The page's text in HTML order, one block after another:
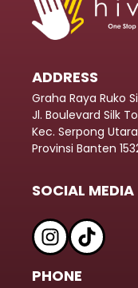
ADDRESS
Graha Raya Ruko
Jl. Boulevard Silk
Kec. Serpong
Provinsi Banten
SOCIAL MEDIA
PHONE